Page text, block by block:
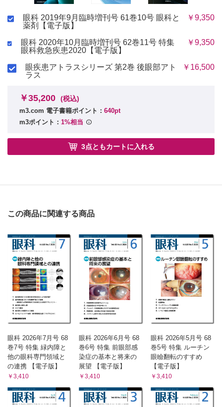
眼科 2019年9月臨時増刊号 61巻10号 眼科と
薬剤【電子版】
￥9,350
眼科 2020年10月臨時増刊号 62巻11号 特集
眼科救急疾患2020【電子版】
￥9,350
眼疾患アトラスシリーズ 第2巻 後眼部アト
ラス
￥16,500
￥35,200 (税込)
m3.com 電子書籍ポイント： 640pt
m3ポイント： 1%相当
3点ともカートに入れる
この商品に関連する商品
眼科 2026年7月号 68
巻7号 特集 緑内障と
他の眼科専門領域と
の連携 【電子版】
￥3,410
眼科 2026年6月号 68
巻6号 特集 前眼部感
染症の基本と将来の
展望 【電子版】
￥3,410
眼科 2026年5月号 68
巻5号 特集 ルーチン
眼瞼翻転のすすめ
【電子版】
￥3,410